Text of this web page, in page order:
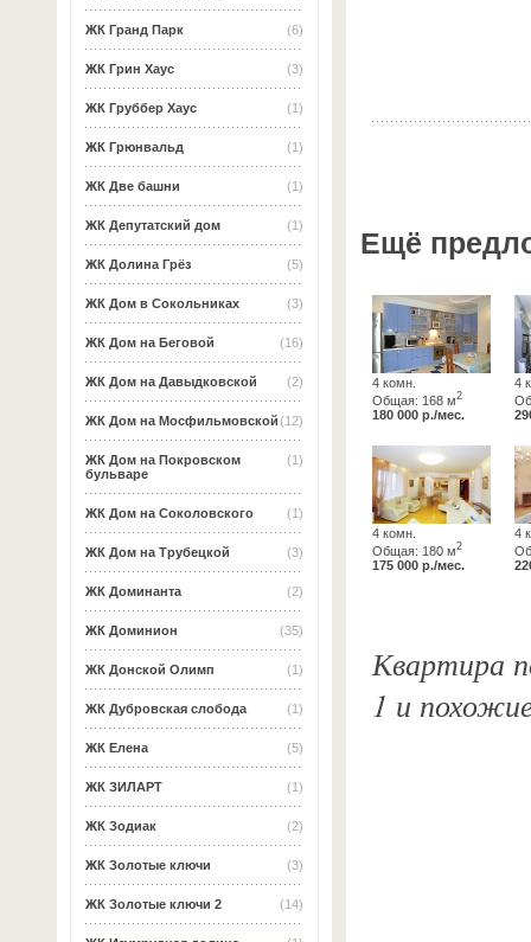
(6)
ЖК Гранд Парк
(3)
ЖК Грин Хаус
(1)
ЖК Груббер Хаус
(1)
ЖК Грюнвальд
(1)
ЖК Две башни
(1)
ЖК Депутатский дом
(5)
ЖК Долина Грёз
(3)
ЖК Дом в Сокольниках
(16)
ЖК Дом на Беговой
(2)
ЖК Дом на Давыдковской
(12)
ЖК Дом на Мосфильмовской
(1)
ЖК Дом на Покровском
бульваре
(1)
ЖК Дом на Соколовского
(3)
ЖК Дом на Трубецкой
(2)
ЖК Доминанта
(35)
ЖК Доминион
(1)
ЖК Донской Олимп
(1)
ЖК Дубровская слобода
(5)
ЖК Елена
(1)
ЖК ЗИЛАРТ
(2)
ЖК Зодиак
(3)
ЖК Золотые ключи
(14)
ЖК Золотые ключи 2
Ещё
4 комн.
Общая: 168 м2
180 000 р./мес.
4
4 комн.
Общая: 180 м2
175 000 р./мес.
4
Квартира
1 и